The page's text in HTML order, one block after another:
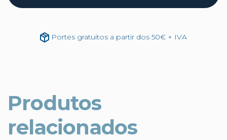
Portes gratuitos a partir dos 50€ + IVA
Produtos
relacionados